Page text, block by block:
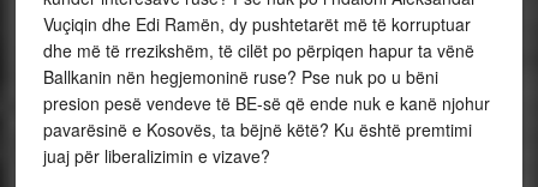
Vuçiqin dhe Edi Ramën, dy pushtetarët më të korruptuar
dhe më të rrezikshëm, të cilët po përpiqen hapur ta vënë
Ballkanin nën hegjemoninë ruse? Pse nuk po u bëni
presion pesë vendeve të BE-së që ende nuk e kanë njohur
pavarësinë e Kosovës, ta bëjnë këtë? Ku është premtimi
juaj për liberalizimin e vizave?